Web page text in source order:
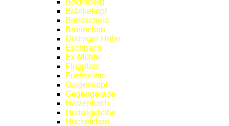
Bränkekopf
Breidscheid
Brünnchen
Döttinger Höhe
Eschbach
Ex-Mühle
Flugplatz
Fuchsröhre
Galgenkopf
Gegengerade
Hatzenbach
Hedwigshöhe
Hocheichen